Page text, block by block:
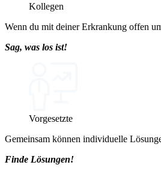
Kollegen
Wenn du mit deiner Erkrankung offen
Sag, was los ist!
Vorgesetzte
Gemeinsam können individuelle
Finde Lösungen!